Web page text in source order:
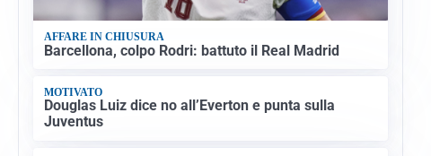
AFFARE IN CHIUSURA
Barcellona, colpo Rodri: battuto il Real Madrid
MOTIVATO
Douglas Luiz dice no all’Everton e punta sulla
Juventus